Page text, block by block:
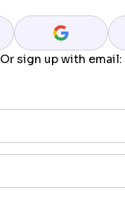
Or sign up with email: